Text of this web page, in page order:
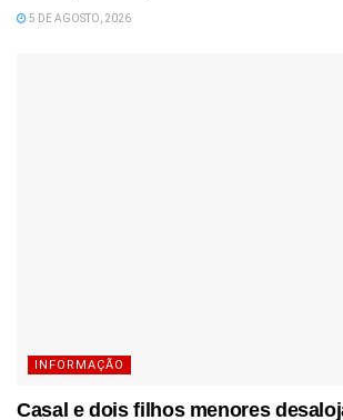
5 DE AGOSTO, 2026
INFORMAÇÃO
Casal e dois filhos menores